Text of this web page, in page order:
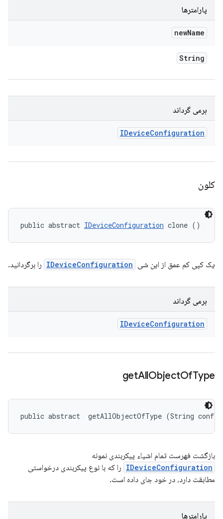
پارامترها
newName
String
برمی گرداند
IDeviceConfiguration
کلون
public abstract IDeviceConfiguration clone ()
یک کپی کم عمق از این شی IDeviceConfiguration را برگردانید.
برمی گرداند
IDeviceConfiguration
getAllObjectOfType
public abstract getAllObjectOfType (String
بازگشت فهرست تمام اشیاء پیکربندی نمونه
IDeviceConfiguration را که با نوع پیکربندی درخواستی
مطابقت دارد، در خود جای داده است.
پارامترها